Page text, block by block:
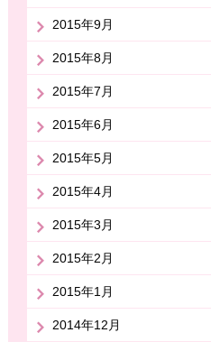
2015年9月
2015年8月
2015年7月
2015年6月
2015年5月
2015年4月
2015年3月
2015年2月
2015年1月
2014年12月